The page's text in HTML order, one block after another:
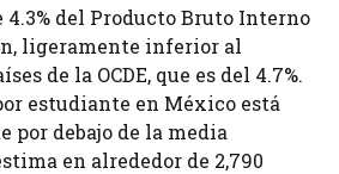
del Producto Bruto Interno
ligeramente inferior al
de la OCDE, que es del 4.7%.
estudiante en México está
debajo de la media
en alrededor de 2,790